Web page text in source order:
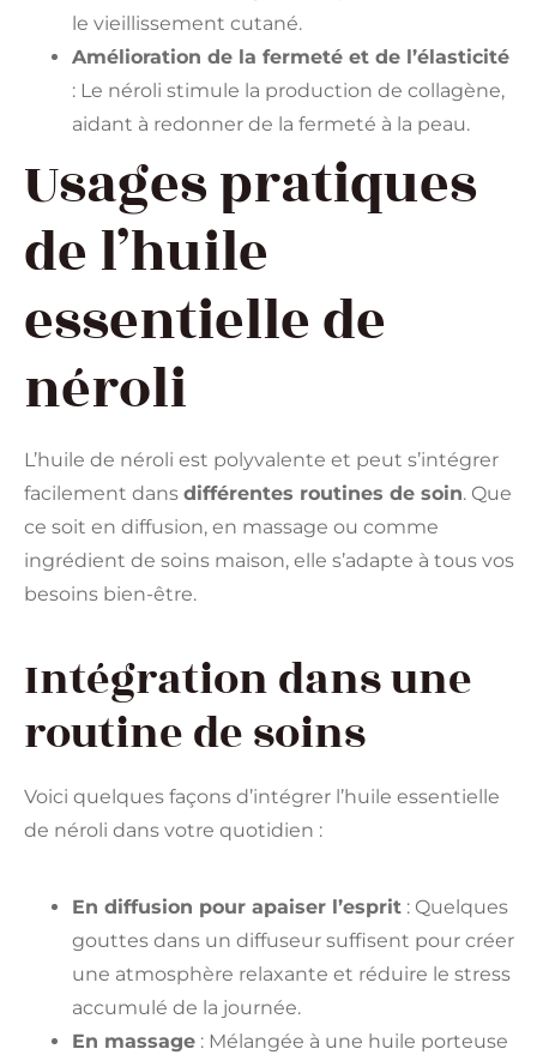
le vieillissement cutané.
Amélioration de la fermeté et de l’élasticité
: Le néroli stimule la production de collagène,
aidant à redonner de la fermeté à la peau.
Usages pratiques
de l’huile
essentielle de
néroli
L’huile de néroli est polyvalente et peut s’intégrer
facilement dans différentes routines de soin. Que
ce soit en diffusion, en massage ou comme
ingrédient de soins maison, elle s’adapte à tous vos
besoins bien-être.
Intégration dans une
routine de soins
Voici quelques façons d’intégrer l’huile essentielle
de néroli dans votre quotidien :
En diffusion pour apaiser l’esprit : Quelques
gouttes dans un diffuseur suffisent pour créer
une atmosphère relaxante et réduire le stress
accumulé de la journée.
En massage : Mélangée à une huile porteuse